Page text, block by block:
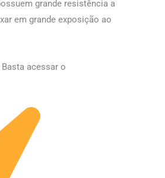
grande resistência a
em grande exposição ao
acessar o